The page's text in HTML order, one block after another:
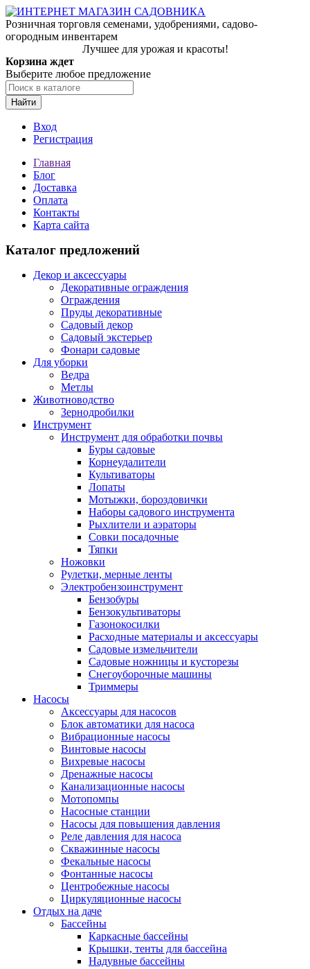
Розничная торговля семенами, удобрениями, садово-
огородным инвентарем
Лучшее для урожая и красоты!
Корзина ждет
Выберите любое предложение
Найти
Вход
Регистрация
Главная
Блог
Доставка
Оплата
Контакты
Карта сайта
Каталог предложений
Декор и аксессуары
Декоративные ограждения
Ограждения
Пруды декоративные
Садовый декор
Садовый экстерьер
Фонари садовые
Для уборки
Ведра
Метлы
Животноводство
Зернодробилки
Инструмент
Инструмент для обработки почвы
Буры садовые
Корнеудалители
Культиваторы
Лопаты
Мотыжки, бороздовички
Наборы садового инструмента
Рыхлители и аэраторы
Совки посадочные
Тяпки
Ножовки
Рулетки, мерные ленты
Электробензоинструмент
Бензобуры
Бензокультиваторы
Газонокосилки
Расходные материалы и аксессуары
Садовые измельчители
Садовые ножницы и кусторезы
Снегоуборочные машины
Триммеры
Насосы
Аксессуары для насосов
Блок автоматики для насоса
Вибрационные насосы
Винтовые насосы
Вихревые насосы
Дренажные насосы
Канализационные насосы
Мотопомпы
Насосные станции
Насосы для повышения давления
Реле давления для насоса
Скважинные насосы
Фекальные насосы
Фонтанные насосы
Центробежные насосы
Циркуляционные насосы
Отдых на даче
Бассейны
Каркасные бассейны
Крышки, тенты для бассейна
Надувные бассейны